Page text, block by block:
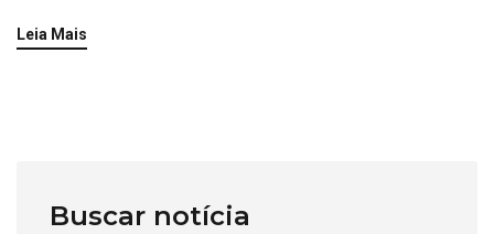
Leia Mais
Buscar notícia